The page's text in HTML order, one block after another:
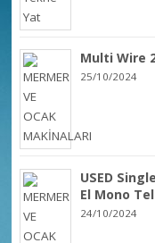
Multi Wire
25/10/2024
USED
El Mono Tel
24/10/2024